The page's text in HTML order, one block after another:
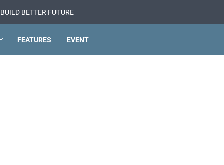
BUILD BETTER FUTURE
FEATURES EVENT